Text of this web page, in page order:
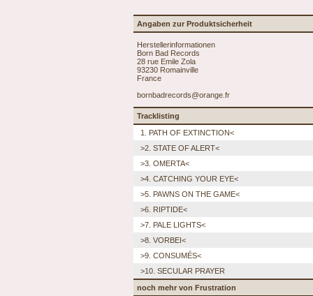
Angaben zur Produktsicherheit
Herstellerinformationen
Born Bad Records
28 rue Emile Zola
93230 Romainville
France
bornbadrecords@orange.fr
Tracklisting
1. PATH OF EXTINCTION<
>2. STATE OF ALERT<
>3. OMERTA<
>4. CATCHING YOUR EYE<
>5. PAWNS ON THE GAME<
>6. RIPTIDE<
>7. PALE LIGHTS<
>8. VORBEI<
>9. CONSUMÉS<
>10. SECULAR PRAYER
noch mehr von Frustration